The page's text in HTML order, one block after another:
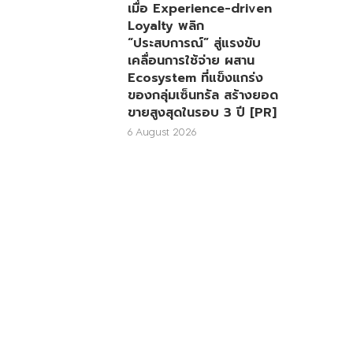
เมื่อ Experience-driven
Loyalty พลิก
“ประสบการณ์” สู่แรงขับ
เคลื่อนการใช้จ่าย ผสาน
Ecosystem ที่แข็งแกร่ง
ของกลุ่มเซ็นทรัล สร้างยอด
ขายสูงสุดในรอบ 3 ปี [PR]
6 August 2026